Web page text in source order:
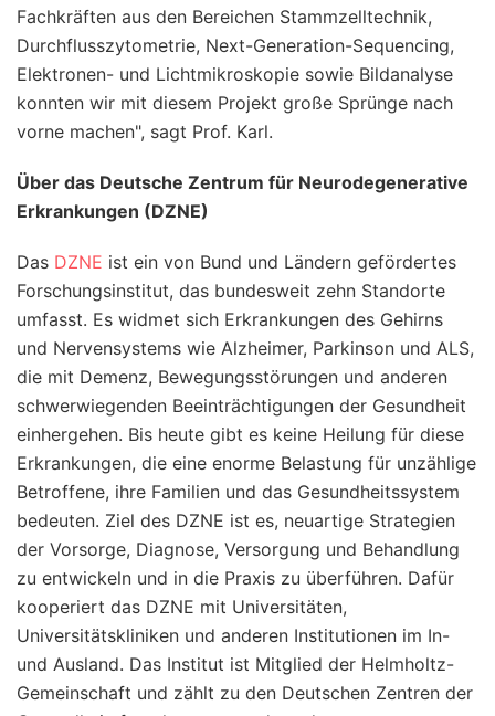
Fachkräften aus den Bereichen Stammzelltechnik,
Durchflusszytometrie, Next-Generation-Sequencing,
Elektronen- und Lichtmikroskopie sowie Bildanalyse
konnten wir mit diesem Projekt große Sprünge nach
vorne machen", sagt Prof. Karl.
Über das Deutsche Zentrum für Neurodegenerative
Erkrankungen (DZNE)
Das DZNE ist ein von Bund und Ländern gefördertes
Forschungsinstitut, das bundesweit zehn Standorte
umfasst. Es widmet sich Erkrankungen des Gehirns
und Nervensystems wie Alzheimer, Parkinson und ALS,
die mit Demenz, Bewegungsstörungen und anderen
schwerwiegenden Beeinträchtigungen der Gesundheit
einhergehen. Bis heute gibt es keine Heilung für diese
Erkrankungen, die eine enorme Belastung für unzählige
Betroffene, ihre Familien und das Gesundheitssystem
bedeuten. Ziel des DZNE ist es, neuartige Strategien
der Vorsorge, Diagnose, Versorgung und Behandlung
zu entwickeln und in die Praxis zu überführen. Dafür
kooperiert das DZNE mit Universitäten,
Universitätskliniken und anderen Institutionen im In-
und Ausland. Das Institut ist Mitglied der Helmholtz-
Gemeinschaft und zählt zu den Deutschen Zentren der